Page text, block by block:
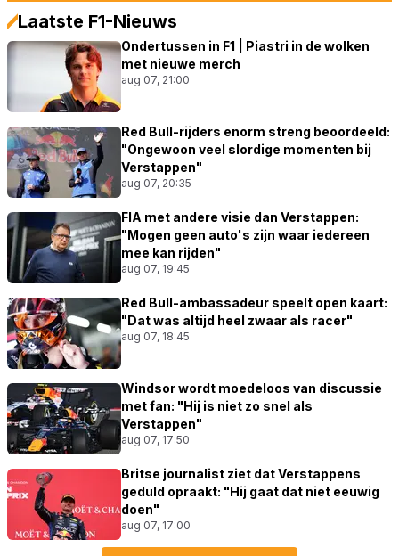
Laatste F1-Nieuws
Ondertussen in F1 | Piastri in de wolken
met nieuwe merch
aug 07, 21:00
Red Bull-rijders enorm streng beoordeeld:
"Ongewoon veel slordige momenten bij
Verstappen"
aug 07, 20:35
FIA met andere visie dan Verstappen:
"Mogen geen auto's zijn waar iedereen
mee kan rijden"
aug 07, 19:45
Red Bull-ambassadeur speelt open kaart:
"Dat was altijd heel zwaar als racer"
aug 07, 18:45
Windsor wordt moedeloos van discussie
met fan: "Hij is niet zo snel als
Verstappen"
aug 07, 17:50
Britse journalist ziet dat Verstappens
geduld opraakt: "Hij gaat dat niet eeuwig
doen"
aug 07, 17:00